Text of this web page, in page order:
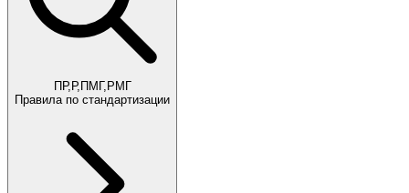
ПР,Р,ПМГ,РМГ
Правила по стандартизации